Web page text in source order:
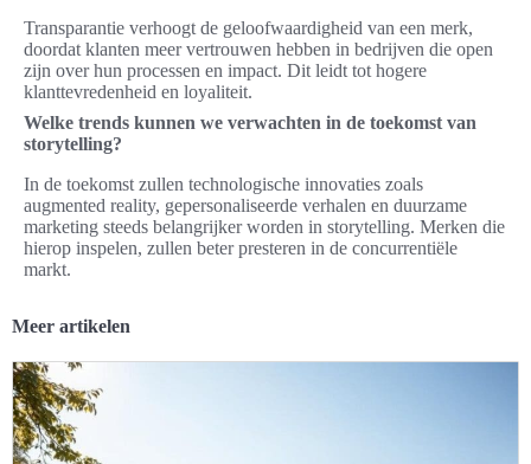
Transparantie verhoogt de geloofwaardigheid van een merk,
doordat klanten meer vertrouwen hebben in bedrijven die open
zijn over hun processen en impact. Dit leidt tot hogere
klanttevredenheid en loyaliteit.
Welke trends kunnen we verwachten in de toekomst van
storytelling?
In de toekomst zullen technologische innovaties zoals
augmented reality, gepersonaliseerde verhalen en duurzame
marketing steeds belangrijker worden in storytelling. Merken die
hierop inspelen, zullen beter presteren in de concurrentiële
markt.
Meer artikelen